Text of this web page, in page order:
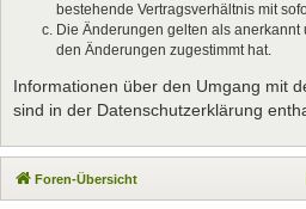
bestehende Vertragsverhältnis mit
Die Änderungen gelten als
den Änderungen zugestimmt hat.
Informationen über den Umgang mit
sind in der Datenschutzerklärung
Foren-Übersicht